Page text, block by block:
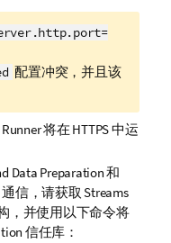
配置冲突，并且该
将在 HTTPS 中运
Data Preparation和
通信，请获取Streams
，并使用以下命令将
信任库：